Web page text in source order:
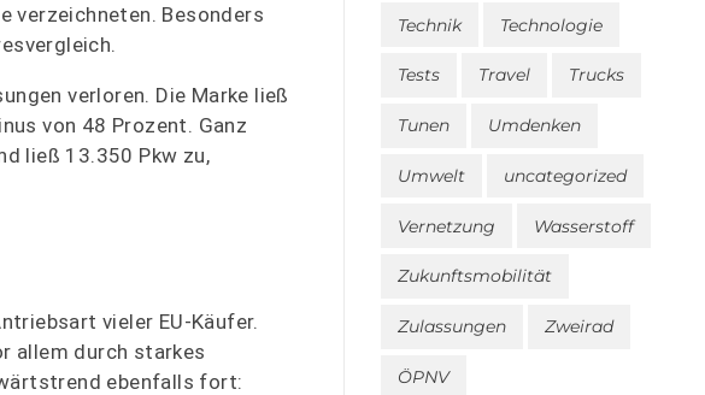
verzeichneten. Besonders
verloren. Die Marke ließ
von 48 Prozent. Ganz
ließ 13.350 Pkw zu,
vieler EU-Käufer.
allem durch starkes
ebenfalls fort:
Technik Technologie
Tests Travel Trucks
Tunen Umdenken
Umwelt uncategorized
Vernetzung Wasserstoff
Zukunftsmobilität
Zulassungen Zweirad
ÖPNV